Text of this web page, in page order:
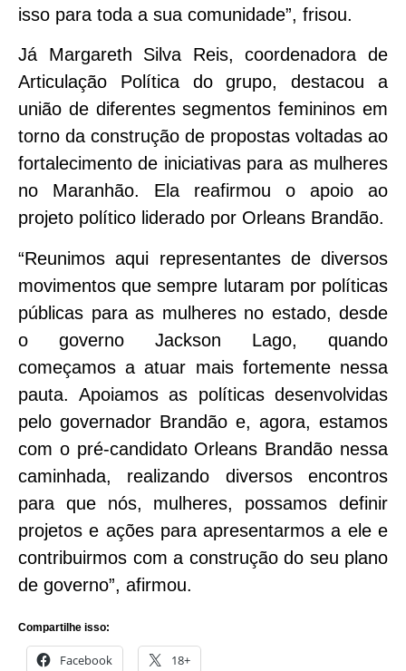
isso para toda a sua comunidade”, frisou.
Já Margareth Silva Reis, coordenadora de
Articulação Política do grupo, destacou a
união de diferentes segmentos femininos em
torno da construção de propostas voltadas ao
fortalecimento de iniciativas para as mulheres
no Maranhão. Ela reafirmou o apoio ao
projeto político liderado por Orleans Brandão.
“Reunimos aqui representantes de diversos
movimentos que sempre lutaram por políticas
públicas para as mulheres no estado, desde
o governo Jackson Lago, quando
começamos a atuar mais fortemente nessa
pauta. Apoiamos as políticas desenvolvidas
pelo governador Brandão e, agora, estamos
com o pré-candidato Orleans Brandão nessa
caminhada, realizando diversos encontros
para que nós, mulheres, possamos definir
projetos e ações para apresentarmos a ele e
contribuirmos com a construção do seu plano
de governo”, afirmou.
Compartilhe isso:
Facebook 18+